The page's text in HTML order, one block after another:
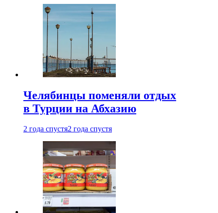
Челябинцы поменяли отдых
в Турции на Абхазию
2 года спустя2 года спустя